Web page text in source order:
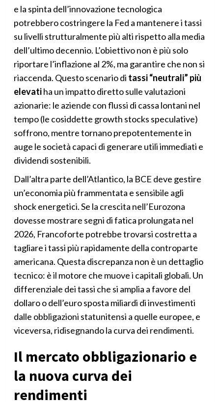
e la spinta dell’innovazione tecnologica
potrebbero costringere la Fed a mantenere i tassi
su livelli strutturalmente più alti rispetto alla media
dell’ultimo decennio. L’obiettivo non è più solo
riportare l’inflazione al 2%, ma garantire che non si
riaccenda. Questo scenario di tassi “neutrali” più
elevatiha un impatto diretto sulle valutazioni
azionarie: le aziende con flussi di cassa lontani nel
tempo (le cosiddette growth stocks speculative)
soffrono, mentre tornano prepotentemente in
auge le società capaci di generare utili immediati e
dividendi sostenibili.
Dall’altra parte dell’Atlantico, la BCE deve gestire
un’economia più frammentata e sensibile agli
shock energetici. Se la crescita nell’Eurozona
dovesse mostrare segni di fatica prolungata nel
2026, Francoforte potrebbe trovarsi costretta a
tagliare i tassi più rapidamente della controparte
americana. Questa discrepanza non è un dettaglio
tecnico: è il motore che muove i capitali globali. Un
differenziale dei tassi che si amplia a favore del
dollaro o dell’euro sposta miliardi di investimenti
dalle obbligazioni statunitensi a quelle europee, e
viceversa, ridisegnando la curva dei rendimenti.
Il mercato obbligazionario e
la nuova curva dei
rendimenti